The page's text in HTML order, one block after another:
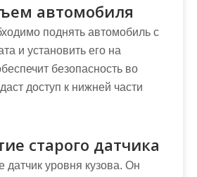
автомобиля
поднять автомобиль с
и установить его на
безопасность во
доступ к нижней части
старого датчика
датчик уровня кузова. Он